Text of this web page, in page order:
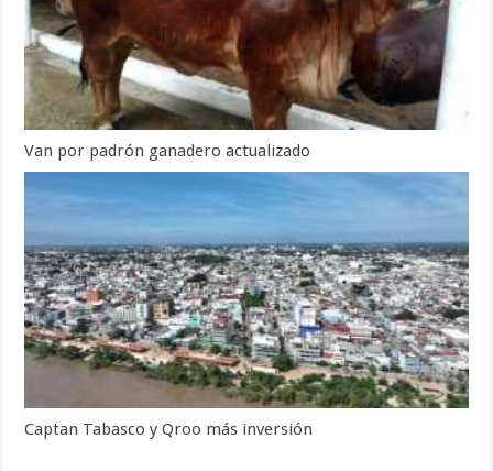
Van por padrón ganadero actualizado
Captan Tabasco y Qroo más inversión